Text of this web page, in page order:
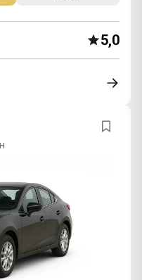
5,0